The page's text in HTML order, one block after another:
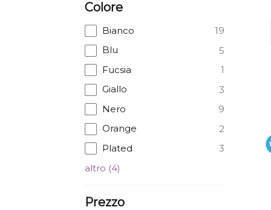
Colore
Bianco
19
Blu
5
Fucsia
1
Giallo
3
Nero
9
Orange
2
Plated
3
altro (4)
Prezzo